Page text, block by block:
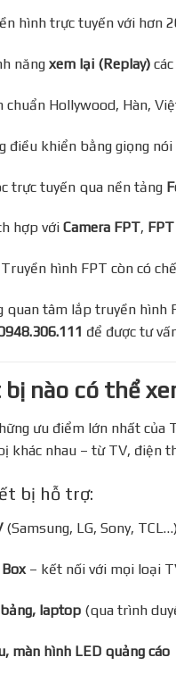
hình trực tuyến với hơn
năng xem lại (Replay)các
chuẩn Hollywood, Hàn,
điều khiển bằng giọng
trực tuyến qua nền tảng
hợp với Camera FPT,
hình FPT còn có
quan tâm lắp truyền hình
để được tư
nào có thể
ưu điểm lớn nhất của
khác nhau – từ TV, điện
bị hỗ trợ:
(Samsung, LG, Sony,
– kết nối với mọi loại
laptop(qua trình
màn hình LED quảng cáo